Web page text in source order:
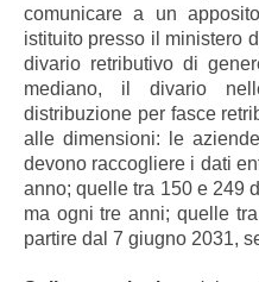
comunicare a un
istituito presso il ministero
divario retributivo di
mediano, il divario
distribuzione per fasce
alle dimensioni: le
devono raccogliere i dati
anno; quelle tra 150 e 249
ma ogni tre anni; quelle
partire dal 7 giugno 2031,